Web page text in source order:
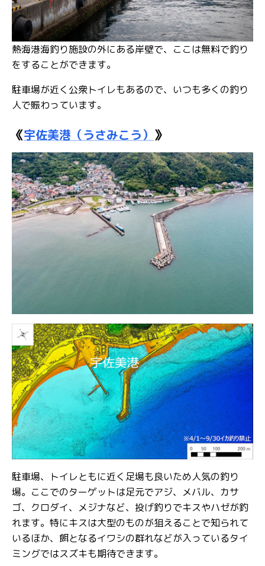
熱海港海釣り施設の外にある岸壁で、ここは無料で釣り
をすることができます。
駐車場が近く公衆トイレもあるので、いつも多くの釣り
人で賑わっています。
《宇佐美港（うさみこう） 》
駐車場、トイレともに近く足場も良いため人気の釣り
場。ここでのターゲットは足元でアジ、メバル、カサ
ゴ、クロダイ、メジナなど、投げ釣りでキスやハゼが釣
れます。特にキスは大型のものが狙えることで知られて
いるほか、餌となるイワシの群れなどが入っているタイ
ミングではスズキも期待できます。